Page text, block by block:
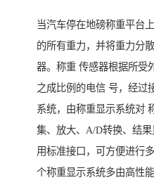
当汽车停在地磅称重平台
的所有重力，并将重力分
器。称重 传感器根据所受
之成比例的电信 号，经过
系统，由称重显示系统对
集、放大、A/D转换、结
用标准接口，可方便进行
个称重显示系统多由高性